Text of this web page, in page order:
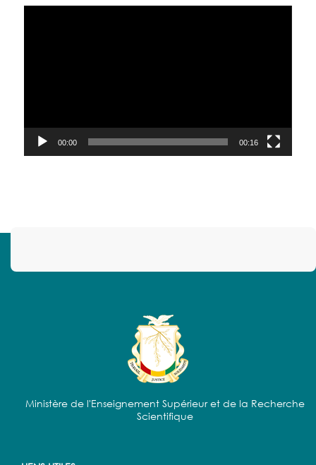
00:00 00:16
Ministère de l'Enseignement Supérieur et de la Recherche
Scientifique